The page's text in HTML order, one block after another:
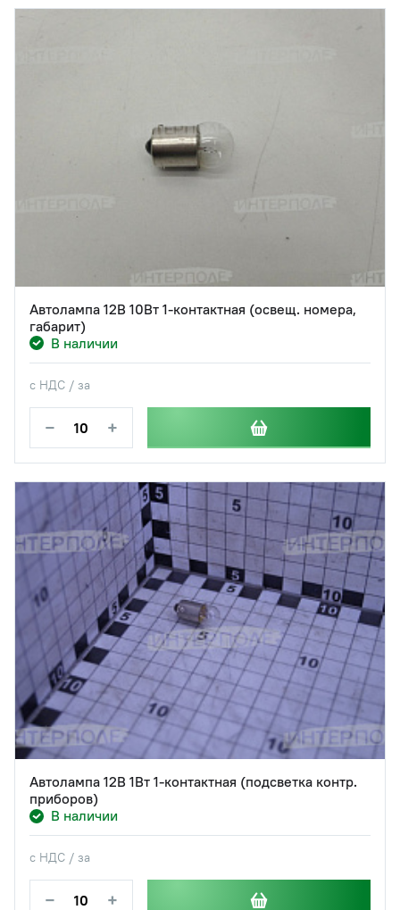
Автолампа 12В 10Вт 1-контактная (освещ. номера,
габарит)
В наличии
с НДС / за
− +
Автолампа 12В 1Вт 1-контактная (подсветка контр.
приборов)
В наличии
с НДС / за
− +